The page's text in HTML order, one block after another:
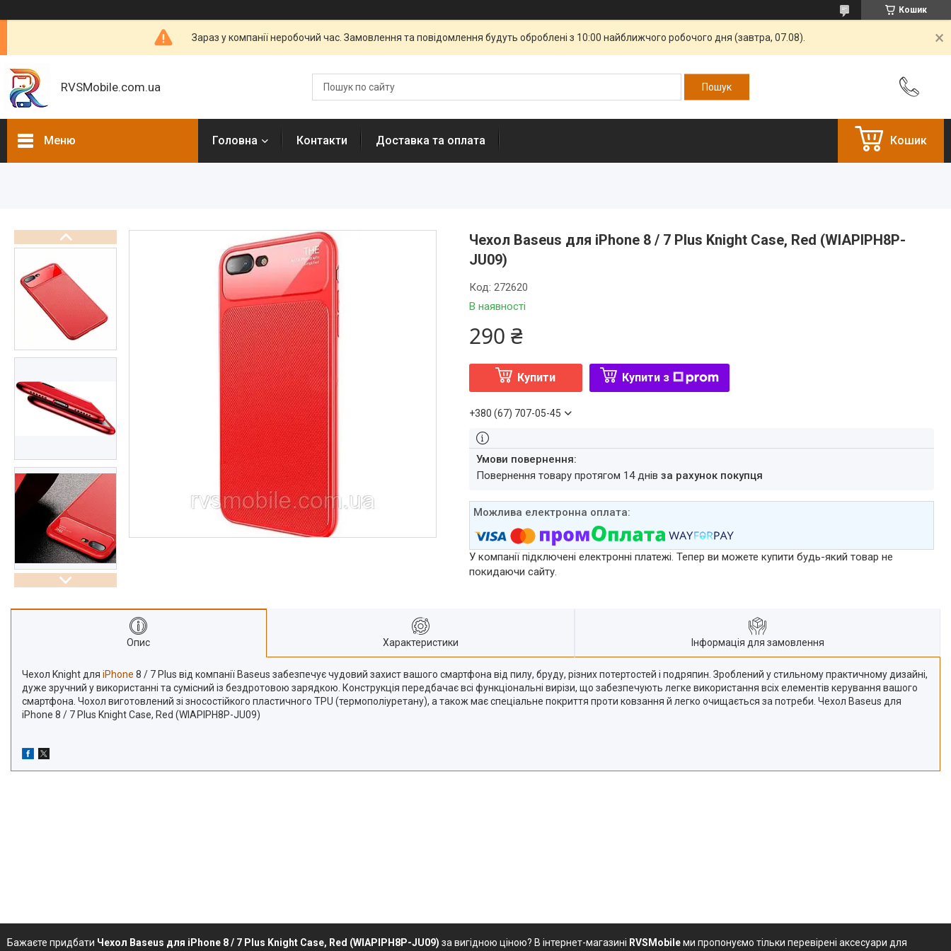
Кошик
Зараз у компанії неробочий час. Замовлення та повідомлення будуть оброблені з 10:00 найближчого робочого дня (завтра, 07.08).
RVSMobile.com.ua
Меню Головна Контакти Доставка та оплата Кошик
Чехол Baseus для iPhone 8 / 7 Plus Knight Case, Red (WIAPIPH8P-
JU09)
В наявності
Код: 272620
290 ₴
Купити Купити з
+380 (67) 707-05-45
повернення товару протягом 14 днів за рахунок покупця
У компанії підключені електронні платежі. Тепер ви можете купити будь-який товар не
покидаючи сайту.
Опис Характеристики Інформація для замовлення
Чехол Knight для iPhone 8 / 7 Plus від компанії Baseus забезпечує чудовий захист вашого смартфона від пилу, бруду, різних потертостей і подряпин. Зроблений у стильному практичному дизайні,
дуже зручний у використанні та сумісний із бездротовою зарядкою. Конструкція передбачає всі функціональні вирізи, що забезпечують легке використання всіх елементів керування вашого
смартфона. Чохол виготовлений зі зносостійкого пластичного TPU (термополіуретану), а також має спеціальне покриття проти ковзання й легко очищається за потреби. Чехол Baseus для
iPhone 8 / 7 Plus Knight Case, Red (WIAPIPH8P-JU09)
Бажаєте придбати Чехол Baseus для iPhone 8 / 7 Plus Knight Case, Red (WIAPIPH8P-JU09) за вигідною ціною? В інтернет-магазині RVSMobileми пропонуємо тільки перевірені аксесуари для